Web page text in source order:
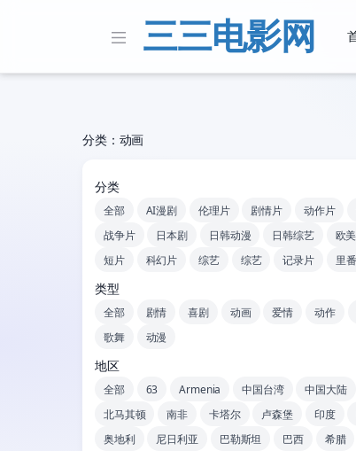
三三电影网
分类：动画
分类
全部 AI漫剧 伦理片 剧情片 动作片
战争片
日本剧 日韩动漫 日韩综艺 欧
短片
科幻片 综艺 综艺 记录片 里
类型
全部 剧情 喜剧 动画 爱情 动作
歌舞
动漫
地区
全部 63 Armenia 中国台湾 中国大陆
北马其顿
南非 卡塔尔 卢森堡 印度
奥地利
尼日利亚 巴勒斯坦 巴西 希腊